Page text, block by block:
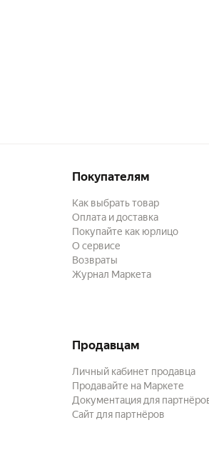
Покупателям
Как выбрать товар
Оплата и доставка
Покупайте как юрлицо
О сервисе
Возвраты
Журнал Маркета
Продавцам
Личный кабинет продавца
Продавайте на Маркете
Документация для
Сайт для партнёров